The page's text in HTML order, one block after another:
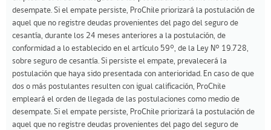
desempate. Si el empate persiste, ProChile priorizará la postulación de
aquel que no registre deudas provenientes del pago del seguro de
cesantía, durante los 24 meses anteriores a la postulación, de
conformidad a lo establecido en el artículo 59°, de la Ley N° 19.728,
sobre seguro de cesantía. Si persiste el empate, prevalecerá la
postulación que haya sido presentada con anterioridad. En caso de que
dos o más postulantes resulten con igual calificación, ProChile
empleará el orden de llegada de las postulaciones como medio de
desempate. Si el empate persiste, ProChile priorizará la postulación de
aquel que no registre deudas provenientes del pago del seguro de